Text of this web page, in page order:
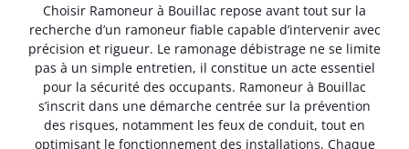
Choisir Ramoneur à Bouillac repose avant tout sur la
recherche d’un ramoneur fiable capable d’intervenir avec
précision et rigueur. Le ramonage débistrage ne se limite
pas à un simple entretien, il constitue un acte essentiel
pour la sécurité des occupants. Ramoneur à Bouillac
s’inscrit dans une démarche centrée sur la prévention
des risques, notamment les feux de conduit, tout en
optimisant le fonctionnement des installations. Chaque